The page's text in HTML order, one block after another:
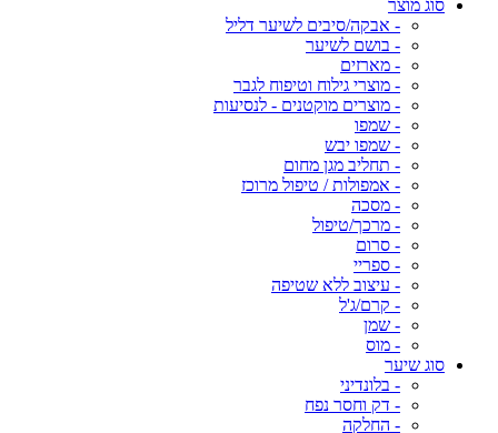
סוג מוצר
- אבקה/סיבים לשיער דליל
- בושם לשיער
- מארזים
- מוצרי גילוח וטיפוח לגבר
- מוצרים מוקטנים - לנסיעות
- שמפו
- שמפו יבש
- תחליב מגן מחום
- אמפולות / טיפול מרוכז
- מסכה
- מרכך/טיפול
- סרום
- ספריי
- עיצוב ללא שטיפה
- קרם/ג'ל
- שמן
- מוס
סוג שיער
- בלונדיני
- דק וחסר נפח
- החלקה